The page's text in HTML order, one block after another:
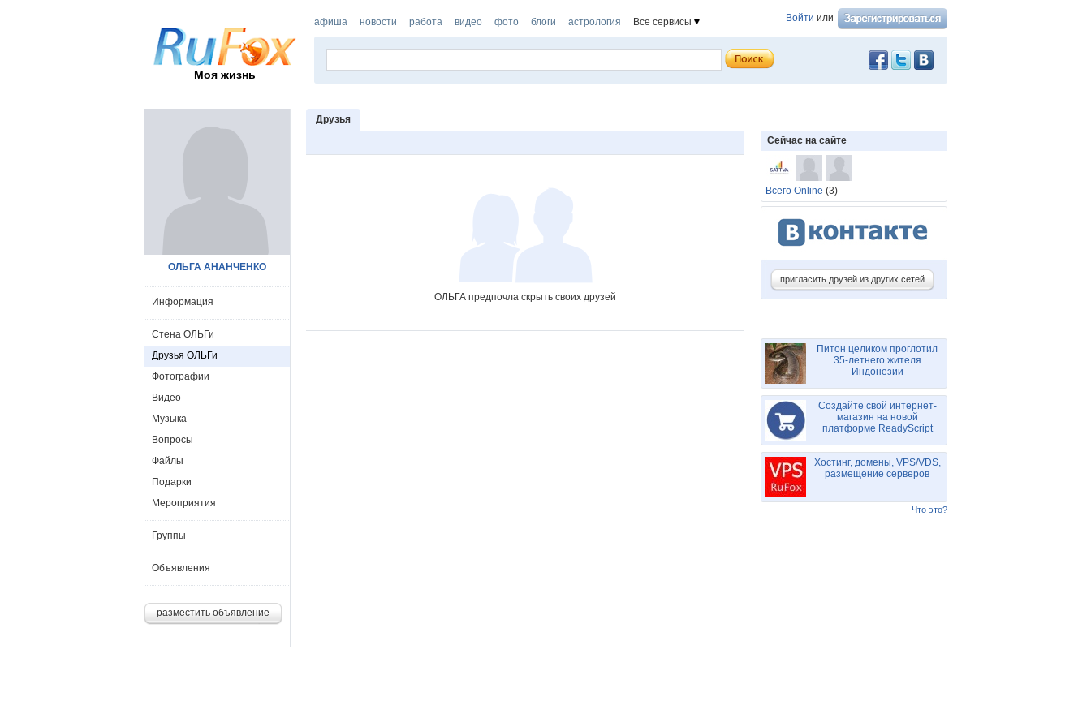
Моя жизнь
Войти или
афиша новости работа видео фото блоги астрология Все сервисы
Друзья
ОЛЬГА предпочла скрыть своих друзей
ОЛЬГА АНАНЧЕНКО
Информация
Стена ОЛЬГи
Друзья ОЛЬГи
Фотографии
Видео
Музыка
Вопросы
Файлы
Подарки
Мероприятия
Группы
Объявления
разместить объявление
Сейчас на сайте
Всего Online (3)
пригласить друзей из других сетей
Питон целиком проглотил
35-летнего жителя
Индонезии
Создайте свой интернет-
магазин на новой
платформе ReadyScript
Хостинг, домены, VPS/VDS,
размещение серверов
Что это?